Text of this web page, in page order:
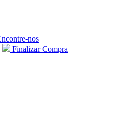
nos
Finalizar Compra